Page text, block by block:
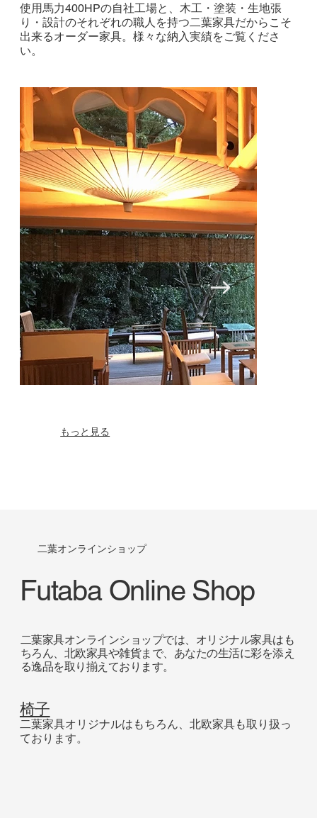
二葉オンラインショップ
Futaba Online Shop
二葉家具オンラインショップでは、オリジナル家具はも
ちろん、北欧家具や雑貨まで、あなたの生活に彩を添え
る逸品を取り揃えております。
椅子
二葉家具オリジナルはもちろん、北欧家具も取り扱っ
ております。
使用馬力400HPの自社工場と、木工・塗装・生地張
り・設計のそれぞれの職人を持つ二葉家具だからこそ
出来るオーダー家具。様々な納入実績をご覧くださ
い。
もっと見る